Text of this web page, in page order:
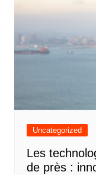
Uncategorized
Les
de près :